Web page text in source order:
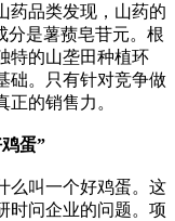
药品类发现，山药的
分是薯蓣皂苷元。根
特的山垄田种植环
础。只有针对竞争做
的销售力。
蛋”
么叫一个好鸡蛋。这
时问企业的问题。项